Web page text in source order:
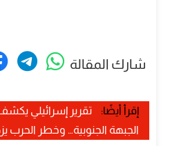
شارك المقالة
إقرأ أيضًا:
تقرير إسرائيلي
الجبهة الجنوبية… وخطر الحرب